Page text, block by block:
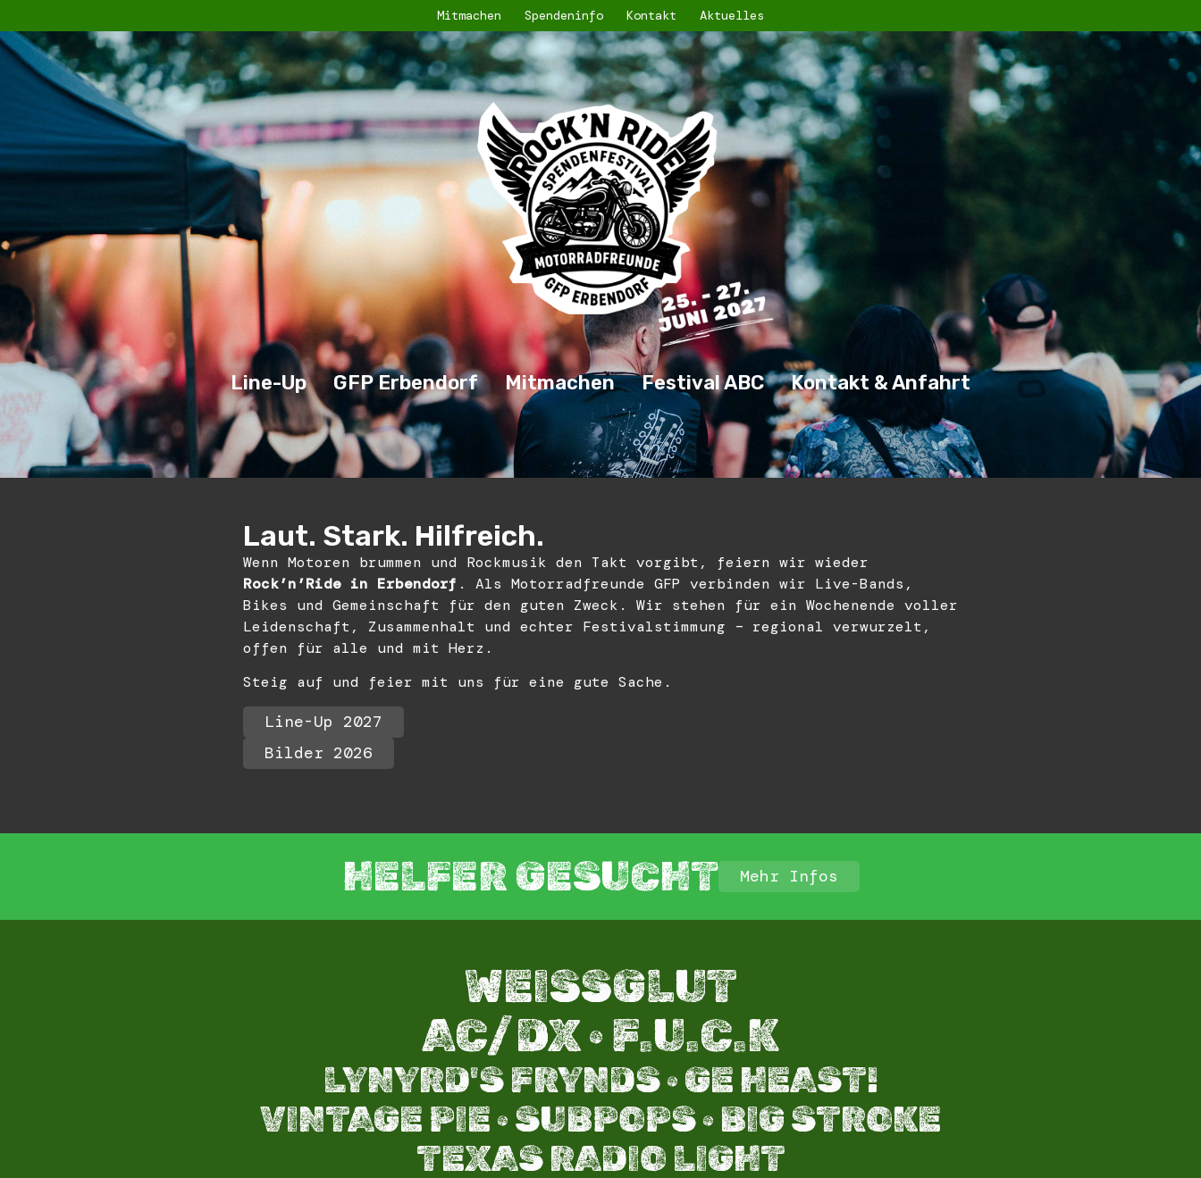
Mitmachen Spendeninfo Kontakt Aktuelles
Line-Up GFP Erbendorf Mitmachen Festival ABC Kontakt & Anfahrt
Laut. Stark. Hilfreich.
Wenn Motoren brummen und Rockmusik den Takt vorgibt, feiern wir wieder
Rock’n’Ride in Erbendorf . Als Motorradfreunde GFP verbinden wir Live-Bands,
Bikes und Gemeinschaft für den guten Zweck. Wir stehen für ein Wochenende voller
Leidenschaft, Zusammenhalt und echter Festivalstimmung – regional verwurzelt,
offen für alle und mit Herz.
Steig auf und feier mit uns für eine gute Sache.
Line-Up 2027
Bilder 2026
HELFER GESUCHT Mehr Infos
WEISSGLUT
AC/DX · F.U.C.K
LYNYRD'S FRYNDS · GE HEAST!
VINTAGE PIE · SUBPOPS · BIG STROKE​
TEXAS RADIO LIGHT​